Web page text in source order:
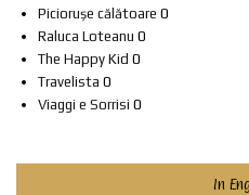
Piciorușe călătoare 0
Raluca Loteanu 0
The Happy Kid 0
Travelista 0
Viaggi e Sorrisi 0
In